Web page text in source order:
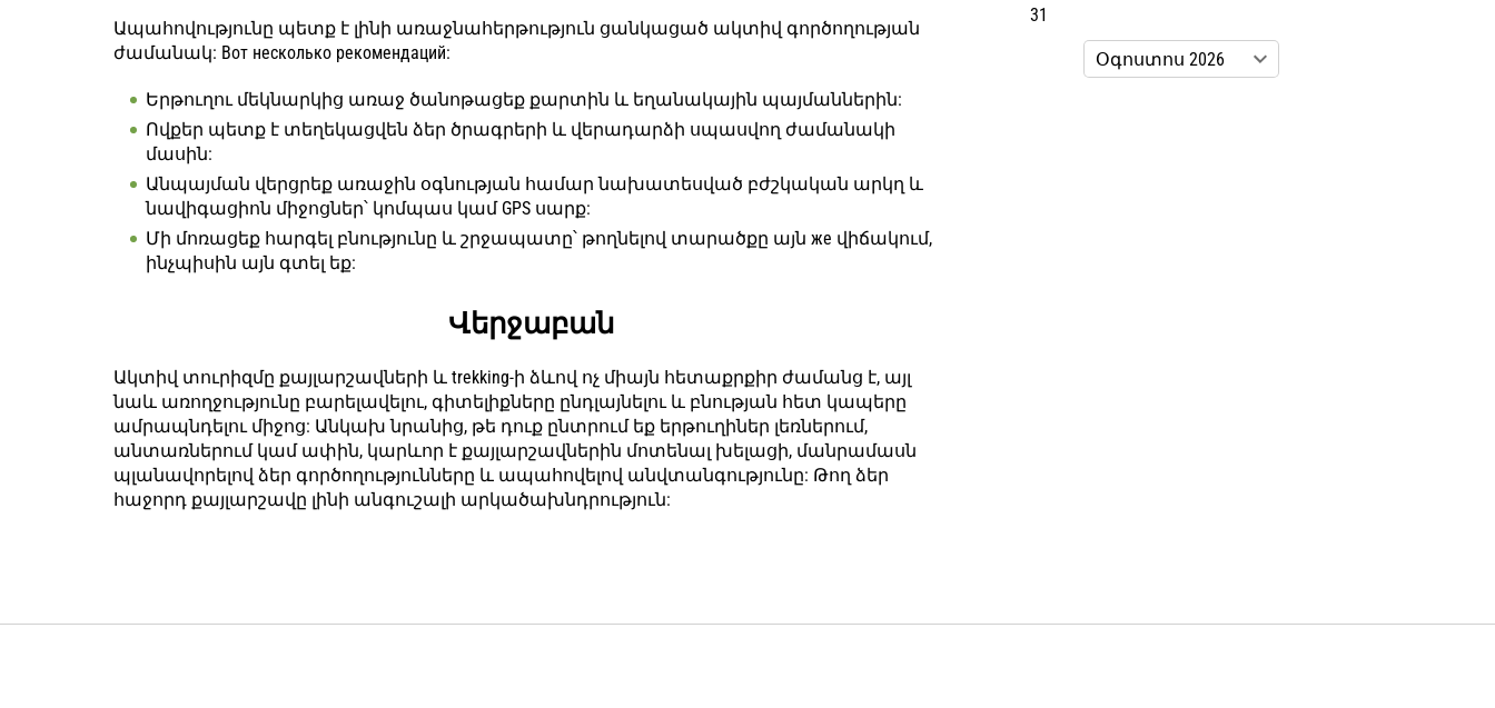
Ապահովությունը պետք է լինի առաջնահերթություն ցանկացած ակտիվ գործողության
ժամանակ: Вот несколько рекомендаций:
Երթուղու մեկնարկից առաջ ծանոթացեք քարտին և եղանակային պայմաններին:
Ովքեր պետք է տեղեկացվեն ձեր ծրագրերի և վերադարձի սպասվող ժամանակի
մասին:
Անպայման վերցրեք առաջին օգնության համար նախատեսված բժշկական արկղ և
նավիգացիոն միջոցներ՝ կոմպաս կամ GPS սարք:
Մի մոռացեք հարգել բնությունը և շրջապատը՝ թողնելով տարածքը այն же վիճակում,
ինչպիսին այն գտել եք:
Վերջաբան
Ակտիվ տուրիզմը քայլարշավների և trekking-ի ձևով ոչ միայն հետաքրքիր ժամանց է, այլ
նաև առողջությունը բարելավելու, գիտելիքները ընդլայնելու և բնության հետ կապերը
ամրապնդելու միջոց: Անկախ նրանից, թե դուք ընտրում եք երթուղիներ լեռներում,
անտառներում կամ ափին, կարևոր է քայլարշավներին մոտենալ խելացի, մանրամասն
պլանավորելով ձեր գործողությունները և ապահովելով անվտանգությունը: Թող ձեր
հաջորդ քայլարշավը լինի անգուշալի արկածախնդրություն:
31